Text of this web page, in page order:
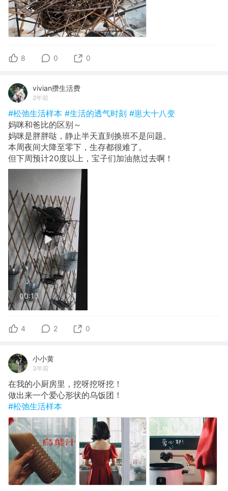
8 0 0
vivian攒生活费
2年前
#松弛生活样本 #生活的透气时刻 #崽大十八变
妈咪和爸比的区别～
妈咪是胖胖哒，静止半天直到换班不是问题。
本周夜间大降至零下，生存都很难了。
但下周预计20度以上，宝子们加油熬过去啊！
00:13
4 2 0
小小黄
3年前
在我的小厨房里，挖呀挖呀挖！
做出来一个爱心形状的乌饭团！
#松弛生活样本